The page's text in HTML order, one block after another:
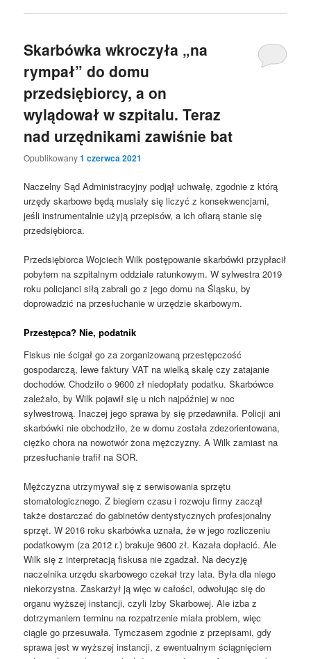
Skarbówka wkroczyła „na
rympał” do domu
przedsiębiorcy, a on
wylądował w szpitalu. Teraz
nad urzędnikami zawiśnie bat
Opublikowany1 czerwca 2021
Naczelny Sąd Administracyjny podjął uchwałę, zgodnie z którą
urzędy skarbowe będą musiały się liczyć z konsekwencjami,
jeśli instrumentalnie użyją przepisów, a ich ofiarą stanie się
przedsiębiorca.
Przedsiębiorca Wojciech Wilk postępowanie skarbówki przypłacił
pobytem na szpitalnym oddziale ratunkowym. W sylwestra 2019
roku policjanci siłą zabrali go z jego domu na Śląsku, by
doprowadzić na przesłuchanie w urzędzie skarbowym.
Przestępca? Nie, podatnik
Fiskus nie ścigał go za zorganizowaną przestępczość
gospodarczą, lewe faktury VAT na wielką skalę czy zatajanie
dochodów. Chodziło o 9600 zł niedopłaty podatku. Skarbówce
zależało, by Wilk pojawił się u nich najpóźniej w noc
sylwestrową. Inaczej jego sprawa by się przedawniła. Policji ani
skarbówki nie obchodziło, że w domu została zdezorientowana,
ciężko chora na nowotwór żona mężczyzny. A Wilk zamiast na
przesłuchanie trafił na SOR.
Mężczyzna utrzymywał się z serwisowania sprzętu
stomatologicznego. Z biegiem czasu i rozwoju firmy zaczął
także dostarczać do gabinetów dentystycznych profesjonalny
sprzęt. W 2016 roku skarbówka uznała, że w jego rozliczeniu
podatkowym (za 2012 r.) brakuje 9600 zł. Kazała dopłacić. Ale
Wilk się z interpretacją fiskusa nie zgadzał. Na decyzję
naczelnika urzędu skarbowego czekał trzy lata. Była dla niego
niekorzystna. Zaskarżył ją więc w całości, odwołując się do
organu wyższej instancji, czyli Izby Skarbowej. Ale izba z
dotrzymaniem terminu na rozpatrzenie miała problem, więc
ciągle go przesuwała. Tymczasem zgodnie z przepisami, gdy
sprawa jest w wyższej instancji, z ewentualnym ściągnięciem